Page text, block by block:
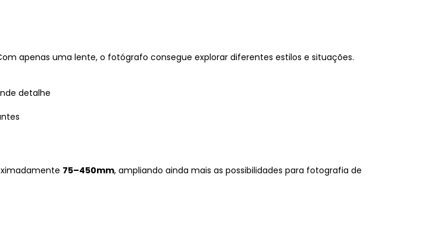
apenas uma lente, o fotógrafo consegue explorar diferentes estilos e situações.
detalhe
75–450mm, ampliando ainda mais as possibilidades para fotografia de